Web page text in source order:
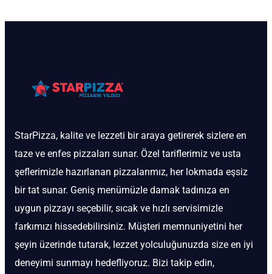
StarPizza, kalite ve lezzeti bir araya getirerek sizlere en
taze ve enfes pizzaları sunar. Özel tariflerimiz ve usta
şeflerimizle hazırlanan pizzalarımız, her lokmada eşsiz
bir tat sunar. Geniş menümüzle damak tadınıza en
uygun pizzayı seçebilir, sıcak ve hızlı servisimizle
farkımızı hissedebilirsiniz. Müşteri memnuniyetini her
şeyin üzerinde tutarak, lezzet yolculuğunuzda size en iyi
deneyimi sunmayı hedefliyoruz. Bizi takip edin,